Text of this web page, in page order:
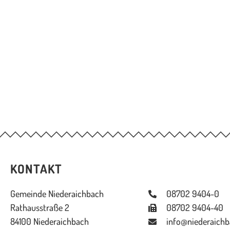
KONTAKT
Gemeinde Niederaichbach
Rathausstraße 2
84100 Niederaichbach
08702 9404-0
08702 9404-40